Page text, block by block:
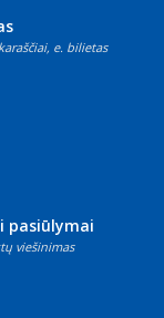
e. bilietas
pasiūlymai
viešinimas